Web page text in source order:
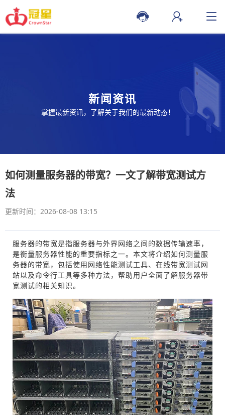
新闻资讯
掌握最新资讯，了解关于我们的最新动态！
如何测量服务器的带宽？一文了解带宽测试方
法
更新时间：2026-08-08 13:15
服务器的带宽是指服务器与外界网络之间的数据传输速率，
是衡量服务器性能的重要指标之一。本文将介绍如何测量服
务器的带宽，包括使用网络性能测试工具、在线带宽测试网
站以及命令行工具等多种方法，帮助用户全面了解服务器带
宽测试的相关知识。